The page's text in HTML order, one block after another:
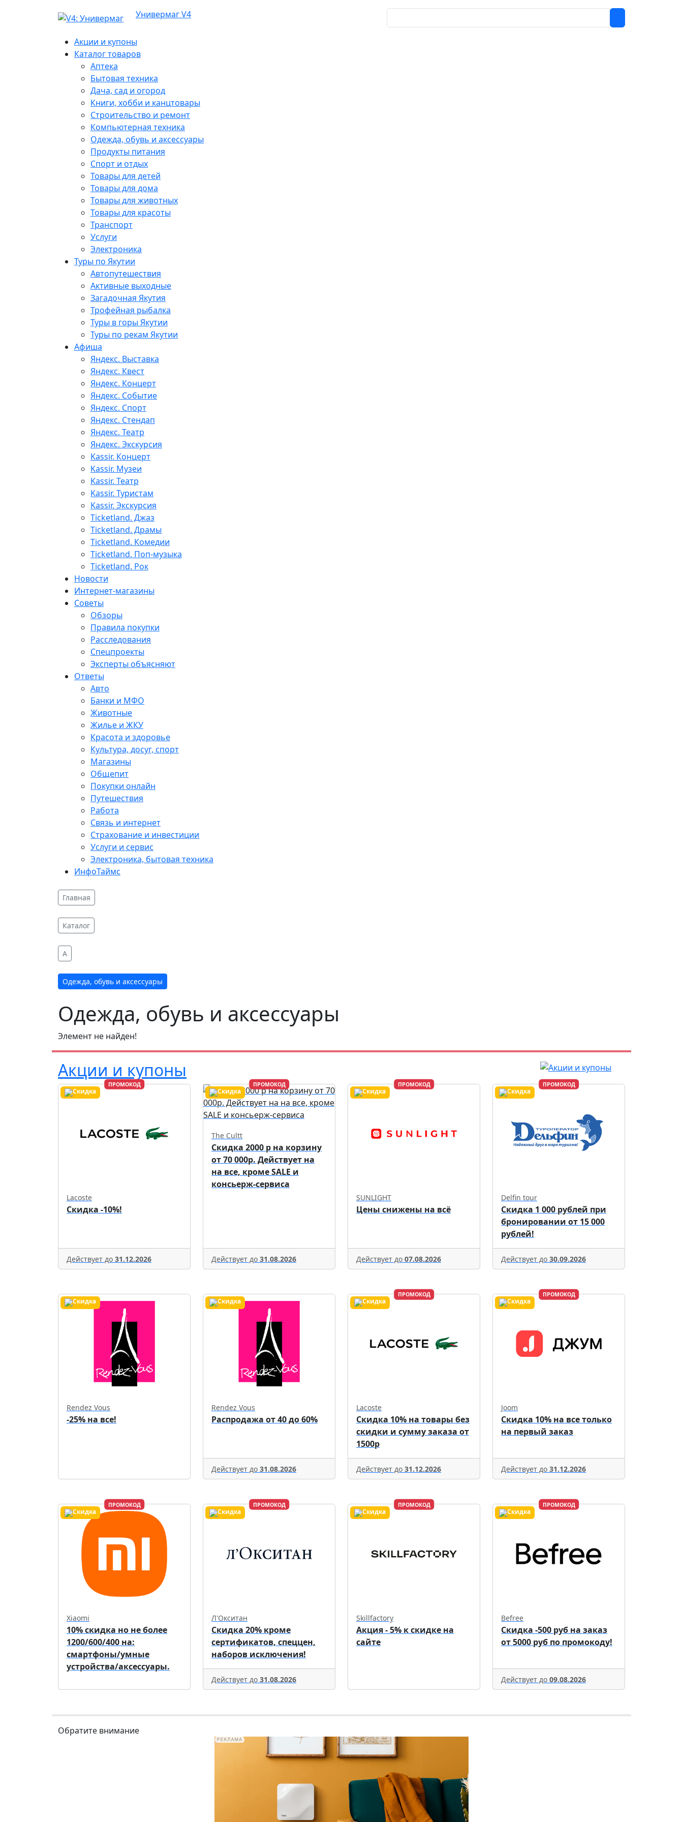
Универмаг V4
Акции и купоны
Каталог товаров
Аптека
Бытовая техника
Дача, сад и огород
Книги, хобби и канцтовары
Строительство и ремонт
Компьютерная техника
Одежда, обувь и аксессуары
Продукты питания
Спорт и отдых
Товары для детей
Товары для дома
Товары для животных
Товары для красоты
Транспорт
Услуги
Электроника
Туры по Якутии
Автопутешествия
Активные выходные
Загадочная Якутия
Трофейная рыбалка
Туры в горы Якутии
Туры по рекам Якутии
Афиша
Яндекс. Выставка
Яндекс. Квест
Яндекс. Концерт
Яндекс. Событие
Яндекс. Спорт
Яндекс. Стендап
Яндекс. Театр
Яндекс. Экскурсия
Kassir. Концерт
Kassir. Музеи
Kassir. Театр
Kassir. Туристам
Kassir. Экскурсия
Ticketland. Джаз
Ticketland. Драмы
Ticketland. Комедии
Ticketland. Поп-музыка
Ticketland. Рок
Новости
Интернет-магазины
Советы
Обзоры
Правила покупки
Расследования
Спецпроекты
Эксперты объясняют
Ответы
Авто
Банки и МФО
Животные
Жилье и ЖКУ
Красота и здоровье
Культура, досуг, спорт
Магазины
Общепит
Покупки онлайн
Путешествия
Работа
Связь и интернет
Страхование и инвестиции
Услуги и сервис
Электроника, бытовая техника
ИнфоТаймс
Главная
Каталог
A
Одежда, обувь и аксессуары
Одежда, обувь и аксессуары
Элемент не найден!
Акции и купоны
ПРОМОКОД
Lacoste
Скидка -10%!
Действует до 31.12.2026
ПРОМОКОД
The Cultt
Скидка 2000 р на корзину
от 70 000р. Действует на
на все, кроме SALE и
консьерж-сервиса
Действует до 31.08.2026
ПРОМОКОД
SUNLIGHT
Цены снижены на всё
Действует до 07.08.2026
ПРОМОКОД
Delfin tour
Скидка 1 000 рублей при
бронировании от 15 000
рублей!
Действует до 30.09.2026
Rendez Vous
-25% на все!
Rendez Vous
Распродажа от 40 до 60%
Действует до 31.08.2026
ПРОМОКОД
Lacoste
Скидка 10% на товары без
скидки и сумму заказа от
1500р
Действует до 31.12.2026
ПРОМОКОД
Joom
Скидка 10% на все только
на первый заказ
Действует до 31.12.2026
ПРОМОКОД
Xiaomi
10% скидка но не более
1200/600/400 на:
смартфоны/умные
устройства/аксессуары.
ПРОМОКОД
Л'Окситан
Скидка 20% кроме
сертификатов, спеццен,
наборов исключения!
Действует до 31.08.2026
ПРОМОКОД
Skillfactory
Акция - 5% к скидке на
сайте
ПРОМОКОД
Befree
Скидка -500 руб на заказ
от 5000 руб по промокоду!
Действует до 09.08.2026
Обратите внимание